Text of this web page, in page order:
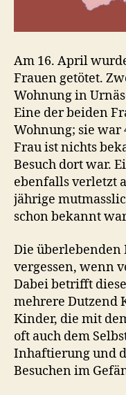
Am 16. April
Frauen getötet.
Wohnung in
Eine der beiden
Wohnung; sie war
Frau ist nichts
Besuch dort war.
ebenfalls verletzt
jährige
schon bekannt
Die
vergessen, wenn
Dabei betrifft
mehrere Dutzend
Kinder, die mit
oft auch dem
Inhaftierung und
Besuchen im